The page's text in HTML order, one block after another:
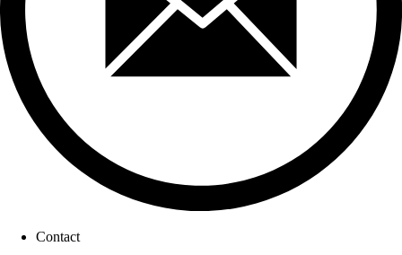
Footer menu
Contact